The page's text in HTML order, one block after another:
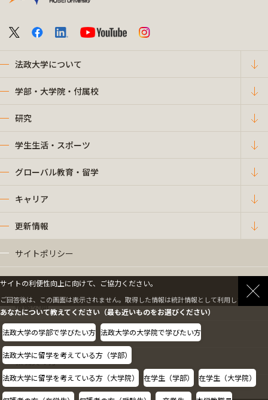
法政大学について
学部・大学院・付属校
研究
学生生活・スポーツ
グローバル教育・留学
キャリア
更新情報
サイトポリシー
プライバシーポリシー
情報公開
採用情報
教職員の方へ
サイトの利便性向上に向けて、ご協力ください。
ご回答後は、この画面は表示されません。取得した情報は統計情報として利用します。
あなたについて教えてください（最も近いものをお選びください）
法政大学の学部で学びたい方 法政大学の大学院で学びたい方
法政大学に留学を考えている方（学部）
法政大学に留学を考えている方（大学院） 在学生（学部） 在学生（大学院）